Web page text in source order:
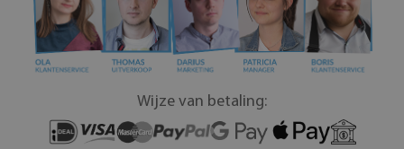
Wijze van betaling: